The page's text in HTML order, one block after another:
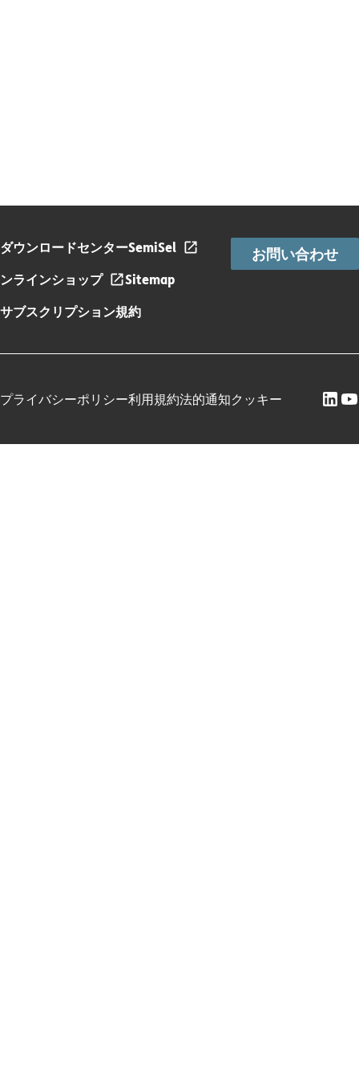
ダウンロードセンターSemiSel
ンラインショップ
Sitemap
サブスクリプション規約
お問い合わせ
プライバシーポリシー利用規約法的通知クッキー